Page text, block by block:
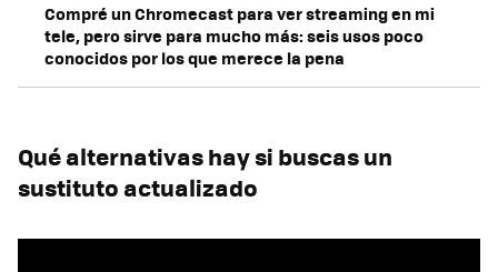
Compré un Chromecast para ver streaming en mi
tele, pero sirve para mucho más: seis usos poco
conocidos por los que merece la pena
Qué alternativas hay si buscas un
sustituto actualizado